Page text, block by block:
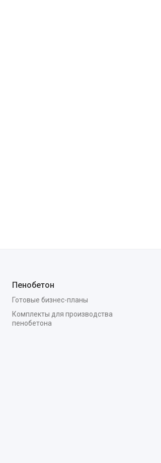
Пенобетон
Готовые бизнес-планы
Комплекты для производства
пенобетона